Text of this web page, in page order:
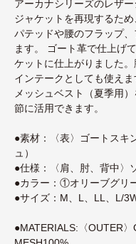
アーカナシリーズのレザ
ジャケットを再現するた
パテッドや腰のフラップ
ます。 ゴート革で仕上げ
ケットに仕上がりました
インテークとしても使え
メッシュベスト（夏季用
節に活用できます。
●素材：〈表〉ゴートスキ
ュ）
●仕様：〈肩、肘、背中〉
●カラー：①オリーブグリ
●サイズ：M、L、LL、L/
●MATERIALS:〈OUTER